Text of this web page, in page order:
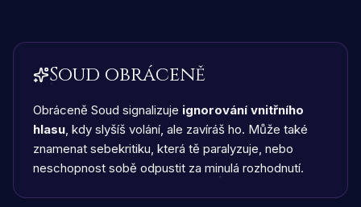
Soud obráceně
Obráceně Soud signalizuje ignorování vnitřního
hlasu, kdy slyšíš volání, ale zavíráš ho. Může také
znamenat sebekritiku, která tě paralyzuje, nebo
neschopnost sobě odpustit za minulá rozhodnutí.